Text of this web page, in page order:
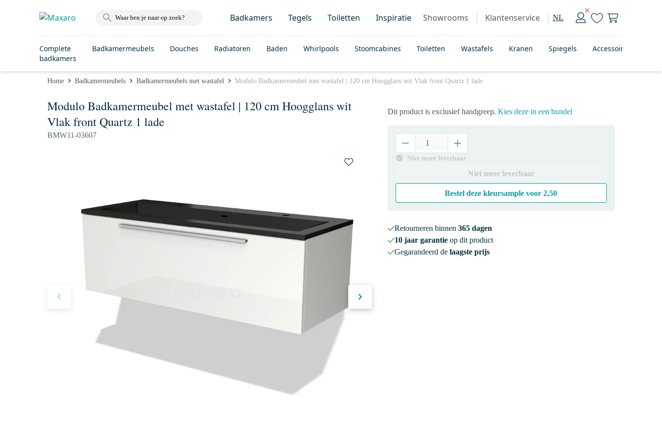
Badkamers Tegels Toiletten Inspiratie Showrooms Klantenservice NL
Complete
badkamers
Badkamermeubels Douches Radiatoren Baden Whirlpools Stoomcabines Toiletten Wastafels Kranen Spiegels Accessoires
Home Badkamermeubels Badkamermeubels met wastafel Modulo Badkamermeubel met wastafel | 120 cm Hoogglans wit Vlak front Quartz 1 lade
Modulo Badkamermeubel met wastafel | 120 cm Hoogglans wit
Vlak front Quartz 1 lade
BMW11-03607
Dit product is exclusief handgreep. Kies deze in een bundel
Niet meer leverbaar
Niet meer leverbaar
Bestel deze kleursample voor2,50
Retourneren binnen 365 dagen
10 jaar garantieop dit product
Gegarandeerd de laagste prijs